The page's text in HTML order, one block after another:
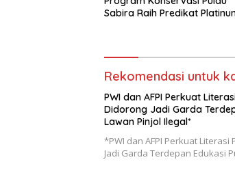
Sabira Raih Predikat
Rekomendasi untuk
PWI dan AFPI Perkuat
Didorong Jadi Garda
Lawan Pinjol Ilegal*
*PWI dan AFPI Perkuat Literasi
Jadi Garda Terdepan Edukasi